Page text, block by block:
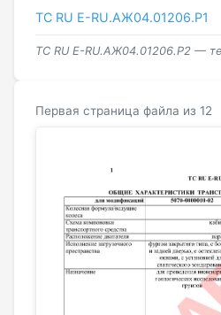
ТС RU Е-RU.АЖ04.01206.Р1
ТС RU Е-RU.АЖ04.01206.Р2 —
Первая страница файла из 12